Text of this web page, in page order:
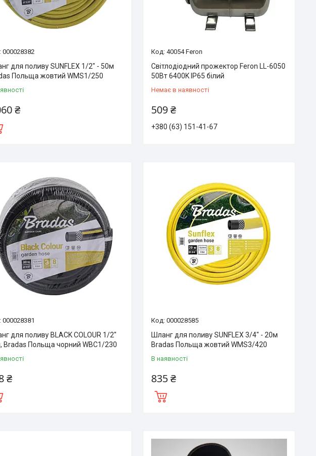
000028382
для поливу SUNFLEX 1/2″ - 50м
Польща жовтий WMS1/250
₴
40054 Feron
Світлодіодний прожектор Feron LL-6050
50Вт 6400K IP65 білий
Немає в наявності
509 ₴
+380 (63) 151-41-67
000028381
для поливу BLACK COLOUR 1/2″
Bradas Польща чорний WBC1/230
₴
000028585
Шланг для поливу SUNFLEX 3/4″ - 20м
Bradas Польща жовтий WMS3/420
В наявності
835 ₴